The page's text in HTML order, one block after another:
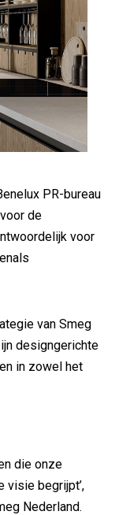
PR-bureau
de
voor
van Smeg
designgerichte
in zowel het
die onze
visie begrijpt’,
Nederland.